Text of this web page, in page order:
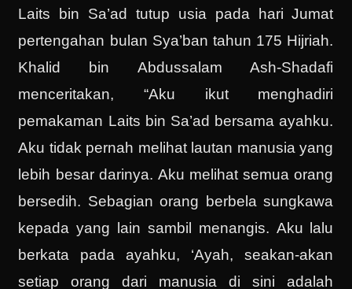
Laits bin Sa’ad tutup usia pada hari Jumat
pertengahan bulan Sya’ban tahun 175 Hijriah.
Khalid bin Abdussalam Ash-Shadafi
menceritakan, “Aku ikut menghadiri
pemakaman Laits bin Sa’ad bersama ayahku.
Aku tidak pernah melihat lautan manusia yang
lebih besar darinya. Aku melihat semua orang
bersedih. Sebagian orang berbela sungkawa
kepada yang lain sambil menangis. Aku lalu
berkata pada ayahku, ‘Ayah, seakan-akan
setiap orang dari manusia di sini adalah